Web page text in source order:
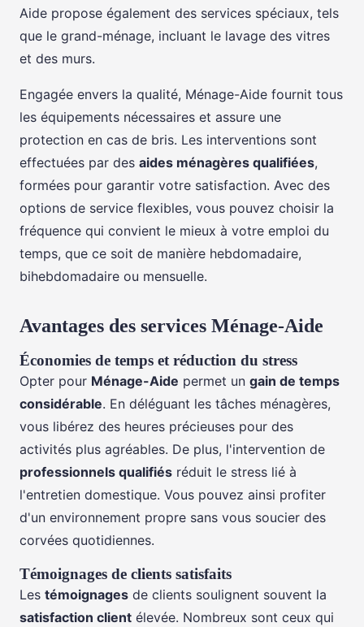
Aide propose également des services spéciaux, tels
que le grand-ménage, incluant le lavage des vitres
et des murs.
Engagée envers la qualité, Ménage-Aide fournit tous
les équipements nécessaires et assure une
protection en cas de bris. Les interventions sont
effectuées par des aides ménagères qualifiées,
formées pour garantir votre satisfaction. Avec des
options de service flexibles, vous pouvez choisir la
fréquence qui convient le mieux à votre emploi du
temps, que ce soit de manière hebdomadaire,
bihebdomadaire ou mensuelle.
Avantages des services Ménage-Aide
Économies de temps et réduction du stress
Opter pour Ménage-Aide permet un gain de temps
considérable. En déléguant les tâches ménagères,
vous libérez des heures précieuses pour des
activités plus agréables. De plus, l'intervention de
professionnels qualifiés réduit le stress lié à
l'entretien domestique. Vous pouvez ainsi profiter
d'un environnement propre sans vous soucier des
corvées quotidiennes.
Témoignages de clients satisfaits
Les témoignages de clients soulignent souvent la
satisfaction client élevée. Nombreux sont ceux qui